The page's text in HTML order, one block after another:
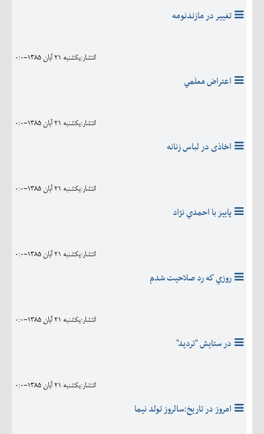
تغيير در مازندنومه
انتشار:يکشنبه 21 آبان 1385-0:0
اعتراض معلمي
انتشار:يکشنبه 21 آبان 1385-0:0
اخاذى در لباس زنانه
انتشار:يکشنبه 21 آبان 1385-0:0
پاييز با احمدي نژاد
انتشار:يکشنبه 21 آبان 1385-0:0
روزي كه رد صلاحيت شدم
انتشار:يکشنبه 21 آبان 1385-0:0
در ستايش "ترديد"
انتشار:يکشنبه 21 آبان 1385-0:0
امروز در تاريخ:سالروز تولد نيما